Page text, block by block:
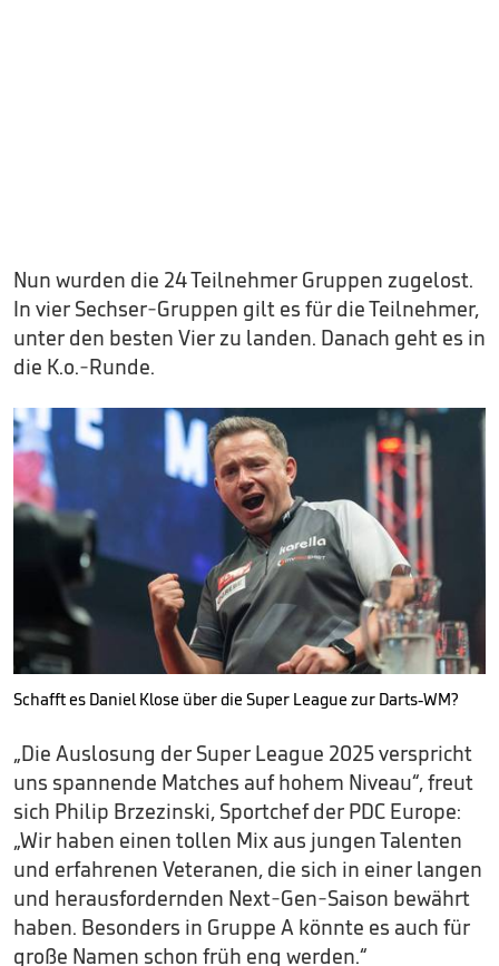
Nun wurden die 24 Teilnehmer Gruppen zugelost.
In vier Sechser-Gruppen gilt es für die Teilnehmer,
unter den besten Vier zu landen. Danach geht es in
die K.o.-Runde.
Schafft es Daniel Klose über die Super League zur Darts-WM?
„Die Auslosung der Super League 2025 verspricht
uns spannende Matches auf hohem Niveau“, freut
sich Philip Brzezinski, Sportchef der PDC Europe:
„Wir haben einen tollen Mix aus jungen Talenten
und erfahrenen Veteranen, die sich in einer langen
und herausfordernden Next-Gen-Saison bewährt
haben. Besonders in Gruppe A könnte es auch für
große Namen schon früh eng werden.“